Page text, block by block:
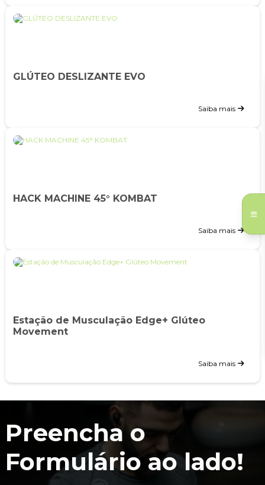
GLÚTEO DESLIZANTE EVO
Saiba mais
HACK MACHINE 45° KOMBAT
Saiba mais
Estação de Musculação Edge+ Glúteo
Movement
Saiba mais
Preencha o
Formulário ao lado!